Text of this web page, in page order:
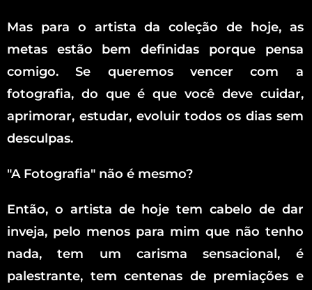
Mas para o artista da coleção de hoje, as
metas estão bem definidas porque pensa
comigo. Se queremos vencer com a
fotografia, do que é que você deve cuidar,
aprimorar, estudar, evoluir todos os dias sem
desculpas.
"A Fotografia" não é mesmo?
Então, o artista de hoje tem cabelo de dar
inveja, pelo menos para mim que não tenho
nada, tem um carisma sensacional, é
palestrante, tem centenas de premiações e